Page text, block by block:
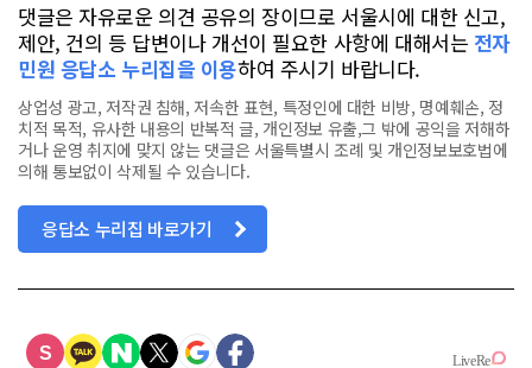
댓글은 자유로운 의견 공유의 장이므로 서울시에 대한 신고,
제안, 건의 등 답변이나 개선이 필요한 사항에 대해서는 전자
민원 응답소 누리집을 이용하여 주시기 바랍니다.
상업성 광고, 저작권 침해, 저속한 표현, 특정인에 대한 비방, 명예훼손, 정
치적 목적, 유사한 내용의 반복적 글, 개인정보 유출,그 밖에 공익을 저해하
거나 운영 취지에 맞지 않는 댓글은 서울특별시 조례 및 개인정보보호법에
의해 통보없이 삭제될 수 있습니다.
응답소 누리집 바로가기